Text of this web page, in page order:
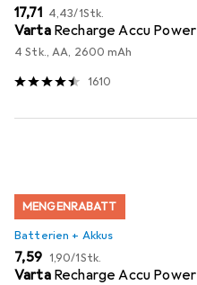
EUR
17,71 EUR
4,43/1Stk.
Varta Recharge Accu Power
4 Stk., AA, 2600 mAh
1610
MENGENRABATT
Batterien + Akkus
EUR
7,59 EUR
1,90/1Stk.
Varta Recharge Accu Power